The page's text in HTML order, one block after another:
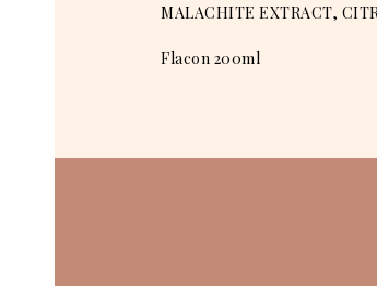
MALACHITE EXTRACT,
Flacon 200ml